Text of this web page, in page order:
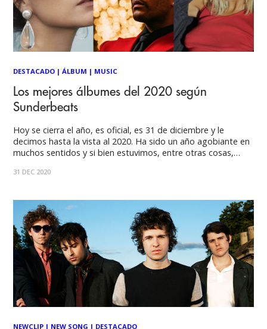
DESTACADO |ÁLBUM | MUSIC
Los mejores álbumes del 2020 según
Sunderbeats
Hoy se cierra el año, es oficial, es 31 de diciembre y le
decimos hasta la vista al 2020. Ha sido un año agobiante en
muchos sentidos y si bien estuvimos, entre otras cosas,
bellas medicinas que tuvimos en
31 DEC 2020
NEWCLIP | NEW SONG | DESTACADO